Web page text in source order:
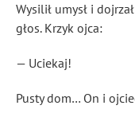
Wysilił umysł i
głos. Krzyk ojca:
— Uciekaj!
Pusty dom… On i